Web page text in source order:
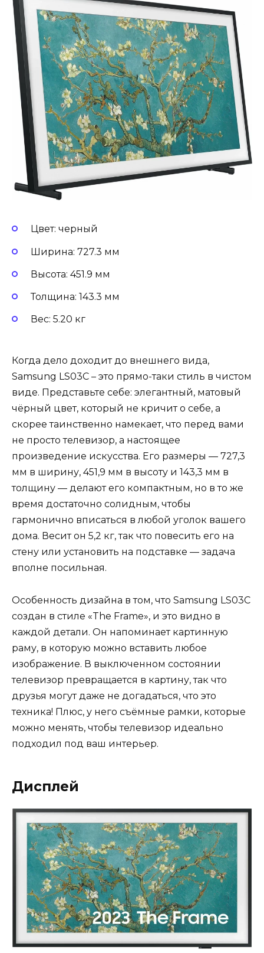
Цвет: черный
Ширина: 727.3 мм
Высота: 451.9 мм
Толщина: 143.3 мм
Вес: 5.20 кг
Когда дело доходит до внешнего вида,
Samsung LS03C – это прямо-таки стиль в чистом
виде. Представьте себе: элегантный, матовый
чёрный цвет, который не кричит о себе, а
скорее таинственно намекает, что перед вами
не просто телевизор, а настоящее
произведение искусства. Его размеры — 727,3
мм в ширину, 451,9 мм в высоту и 143,3 мм в
толщину — делают его компактным, но в то же
время достаточно солидным, чтобы
гармонично вписаться в любой уголок вашего
дома. Весит он 5,2 кг, так что повесить его на
стену или установить на подставке — задача
вполне посильная.
Особенность дизайна в том, что Samsung LS03C
создан в стиле «The Frame», и это видно в
каждой детали. Он напоминает картинную
раму, в которую можно вставить любое
изображение. В выключенном состоянии
телевизор превращается в картину, так что
друзья могут даже не догадаться, что это
техника! Плюс, у него съёмные рамки, которые
можно менять, чтобы телевизор идеально
подходил под ваш интерьер.
Дисплей